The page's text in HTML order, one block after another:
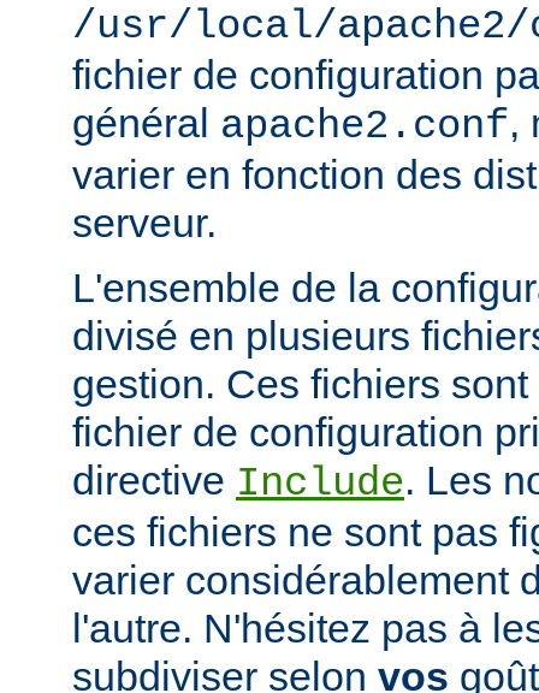
/usr/local/apache2/
fichier de configuration
général apache2.conf,
varier en fonction des
serveur.
L'ensemble de la
divisé en plusieurs
gestion. Ces fichiers
fichier de configuration
directive Include. Les
ces fichiers ne sont pas
varier considérablement
l'autre. N'hésitez pas à
subdiviser selon vos